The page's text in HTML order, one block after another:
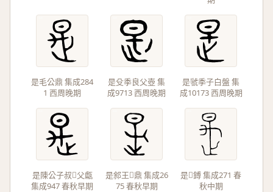
是毛公鼎 集成284
1 西周晚期
是殳季良父壺 集
成9713 西周晚期
是虢季子白盤 集
成10173 西周晚期
是陳公子叔𨙅父甗
集成947 春秋早期
是䣄王𣊼鼎 集成26
75 春秋早期
是𦅫鎛 集成271 春
秋中期